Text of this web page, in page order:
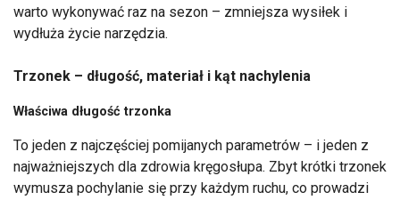
warto wykonywać raz na sezon – zmniejsza wysiłek i
wydłuża życie narzędzia.
Trzonek – długość, materiał i kąt nachylenia
Właściwa długość trzonka
To jeden z najczęściej pomijanych parametrów – i jeden z
najważniejszych dla zdrowia kręgosłupa. Zbyt krótki trzonek
wymusza pochylanie się przy każdym ruchu, co prowadzi